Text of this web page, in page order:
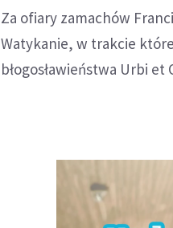
Za ofiary zamachów
Watykanie, w trakcie
błogosławieństwa Urbi et